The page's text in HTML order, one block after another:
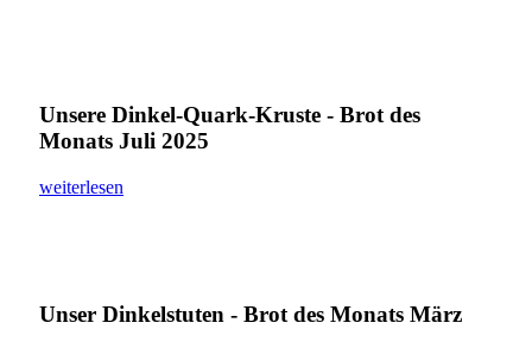
Unsere Dinkel-Quark-Kruste - Brot des
Monats Juli 2025
weiterlesen
Unser Dinkelstuten - Brot des Monats März